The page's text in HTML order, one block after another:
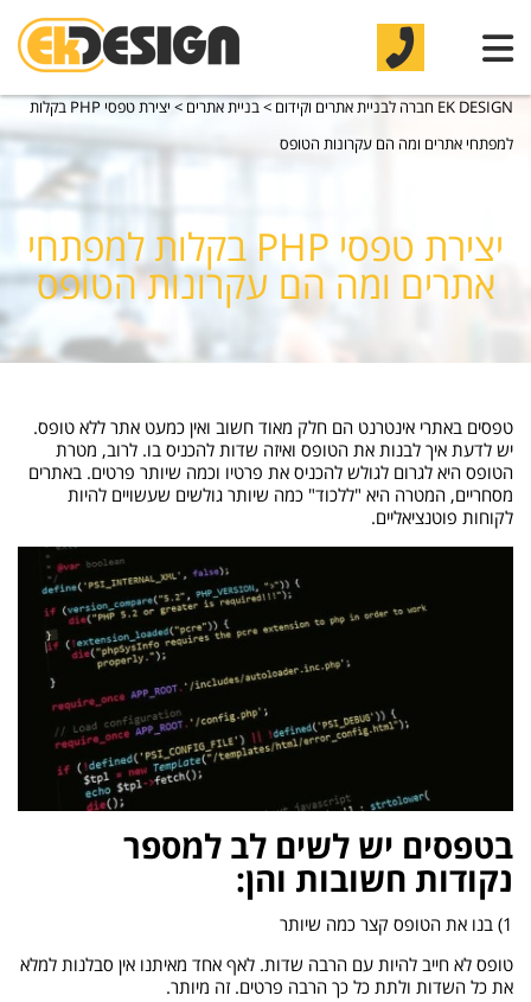
EK DESIGN חברה לבניית אתרים וקידום >בניית אתרים >
יצירת טפסי PHP בקלות
למפתחי אתרים ומה הם עקרונות הטופס
יצירת טפסי PHP בקלות למפתחי
אתרים ומה הם עקרונות הטופס
טפסים באתרי אינטרנט הם חלק מאוד חשוב ואין כמעט אתר ללא טופס.
יש לדעת איך לבנות את הטופס ואיזה שדות להכניס בו. לרוב, מטרת
הטופס היא לגרום לגולש להכניס את פרטיו וכמה שיותר פרטים. באתרים
מסחריים, המטרה היא "ללכוד" כמה שיותר גולשים שעשויים להיות
לקוחות פוטנציאליים.
בטפסים יש לשים לב למספר
נקודות חשובות והן:
1) בנו את הטופס קצר כמה שיותר
טופס לא חייב להיות עם הרבה שדות. לאף אחד מאיתנו אין סבלנות למלא
את כל השדות ולתת כל כך הרבה פרטים. זה מיותר.